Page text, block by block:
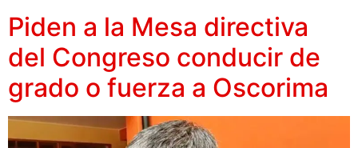
Piden a la Mesa directiva
del Congreso conducir de
grado o fuerza a Oscorima